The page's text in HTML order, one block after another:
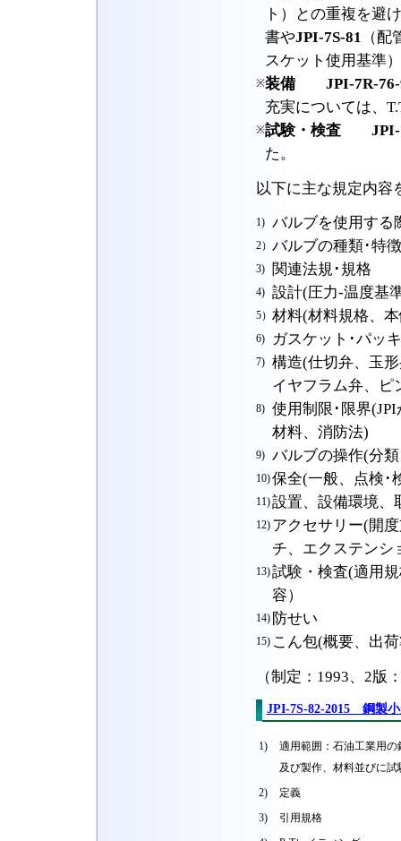
ト）との重複を避
書やJPI-7S-81 （
スケット使用基準
※装備
JPI-7R-
充実については、
※試験・検査
JPI-
た。
以下に主な規定内容
1) バルブを使用する
2） バルブの種類･特
3) 関連法規･規格
4) 設計(圧力-温度基
5） 材料(材料規格、
6) ガスケット･パッ
7)
構造(仕切弁、玉
イヤフラム弁、ピ
8)
使用制限･限界
材料、消防法)
9) バルブの操作(分
10)保全(一般、点検･
11)設置、設備環境、
12) アクセサリー(開
チ、エクステンシ
13)試験・検査(適用
容）
14) 防せい
15) こん包(概要、出
（制定：1993、2版
JPI-7S-82-2015 鋼製
1)
適用範囲：石油工業用
及び製作、材料並びに試
2)
定義
3)
引用規格